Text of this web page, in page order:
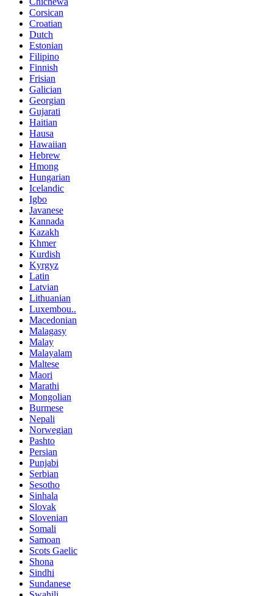
Corsican
Croatian
Dutch
Estonian
Filipino
Finnish
Frisian
Galician
Georgian
Gujarati
Haitian
Hausa
Hawaiian
Hebrew
Hmong
Hungarian
Icelandic
Igbo
Javanese
Kannada
Kazakh
Khmer
Kurdish
Kyrgyz
Latin
Latvian
Lithuanian
Luxembou..
Macedonian
Malagasy
Malay
Malayalam
Maltese
Maori
Marathi
Mongolian
Burmese
Nepali
Norwegian
Pashto
Persian
Punjabi
Serbian
Sesotho
Sinhala
Slovak
Slovenian
Somali
Samoan
Scots Gaelic
Shona
Sindhi
Sundanese